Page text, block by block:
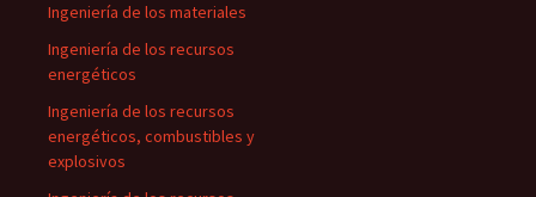
Ingeniería de los materiales
Ingeniería de los recursos
energéticos
Ingeniería de los recursos
energéticos, combustibles y
explosivos